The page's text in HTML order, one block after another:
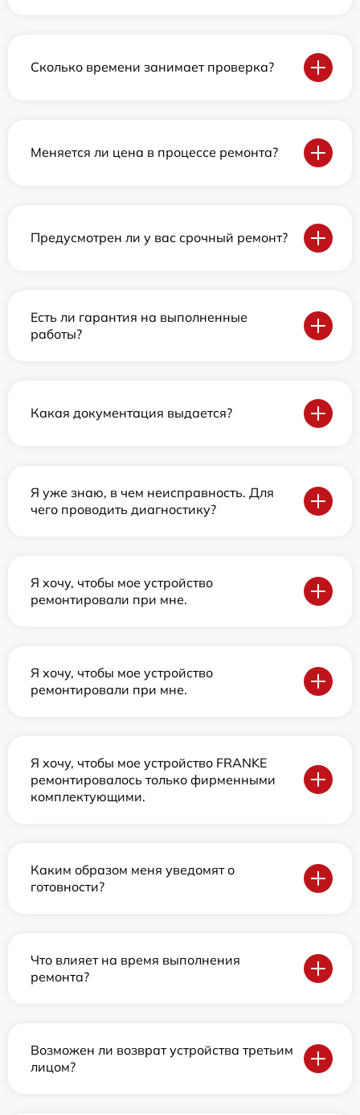
Сколько времени занимает проверка?
Меняется ли цена в процессе ремонта?
Предусмотрен ли у вас срочный ремонт?
Есть ли гарантия на выполненные
работы?
Какая документация выдается?
Я уже знаю, в чем неисправность. Для
чего проводить диагностику?
Я хочу, чтобы мое устройство
ремонтировали при мне.
Я хочу, чтобы мое устройство
ремонтировали при мне.
Я хочу, чтобы мое устройство FRANKE
ремонтировалось только фирменными
комплектующими.
Каким образом меня уведомят о
готовности?
Что влияет на время выполнения
ремонта?
Возможен ли возврат устройства третьим
лицом?